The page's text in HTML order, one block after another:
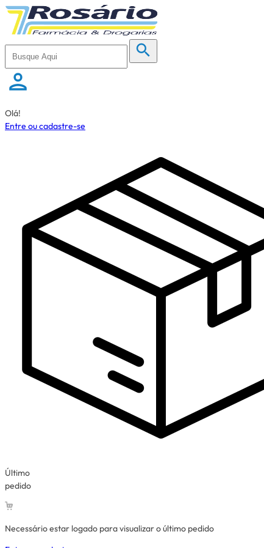
Olá!
Entre ou cadastre-se
Último
pedido
Necessário estar logado para visualizar o último pedido